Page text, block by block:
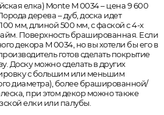
елка) Monte M 0034 – цена 9 600
дерева – дуб, доска идет
мм, длиной 500 мм, с фаской с 4-х
Поверхность брашированная. Если
декора M 0034, но вы хотели бы его в
готов сделать покрытие
Доску можно сделать в других
с большим или меньшим
диаметра), более брашированной/
при этом декор можно также
елки или палубы.